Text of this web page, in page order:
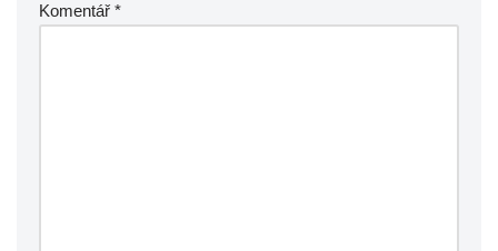
Komentář *